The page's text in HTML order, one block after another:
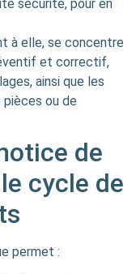
sécurité, pour en
à elle, se concentre
et correctif,
ainsi que les
ou de
de
cycle de
permet :